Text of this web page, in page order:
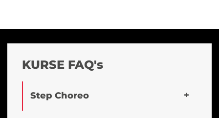
KURSE FAQ's
Step Choreo